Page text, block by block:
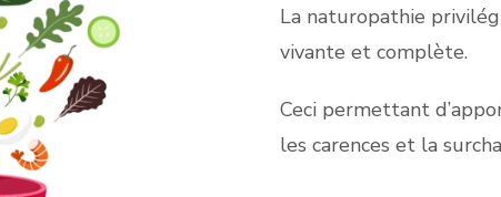
La naturopathie
vivante et complète.
Ceci permettant
les carences et la